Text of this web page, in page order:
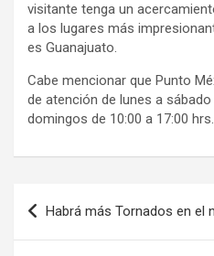
visitante tenga un
a los lugares más
es Guanajuato.
Cabe mencionar que Punto
de atención de lunes a
domingos de 10:00 a 17:00 hrs.
Navegación
de
Habrá más Tornados en el